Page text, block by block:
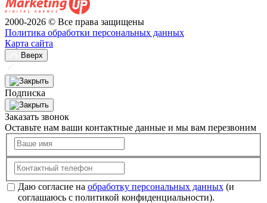
2000-2026 © Все права защищены
Политика обработки персональных данных
Карта сайта
Вверх
Подписка
Заказать звонок
Оставьте нам ваши контактные данные и мы вам перезвоним
Даю согласие на обработку персональных данных(и
соглашаюсь с политикой конфиденциальности).